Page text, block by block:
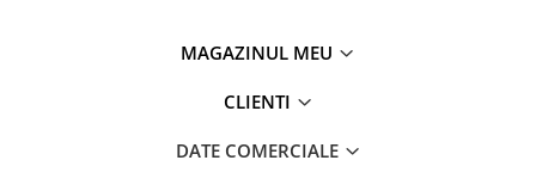
MAGAZINUL MEU
CLIENTI
DATE COMERCIALE